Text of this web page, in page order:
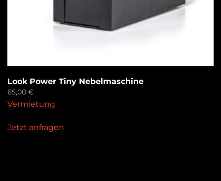
Look Power Tiny Nebelmaschine
65,00 €
Vermietung
Jetzt anfragen